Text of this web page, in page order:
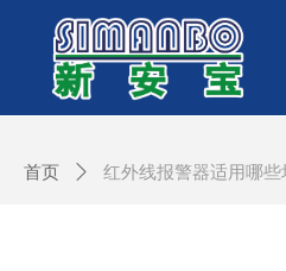
首页 ꄲ 红外线报警器适用哪些